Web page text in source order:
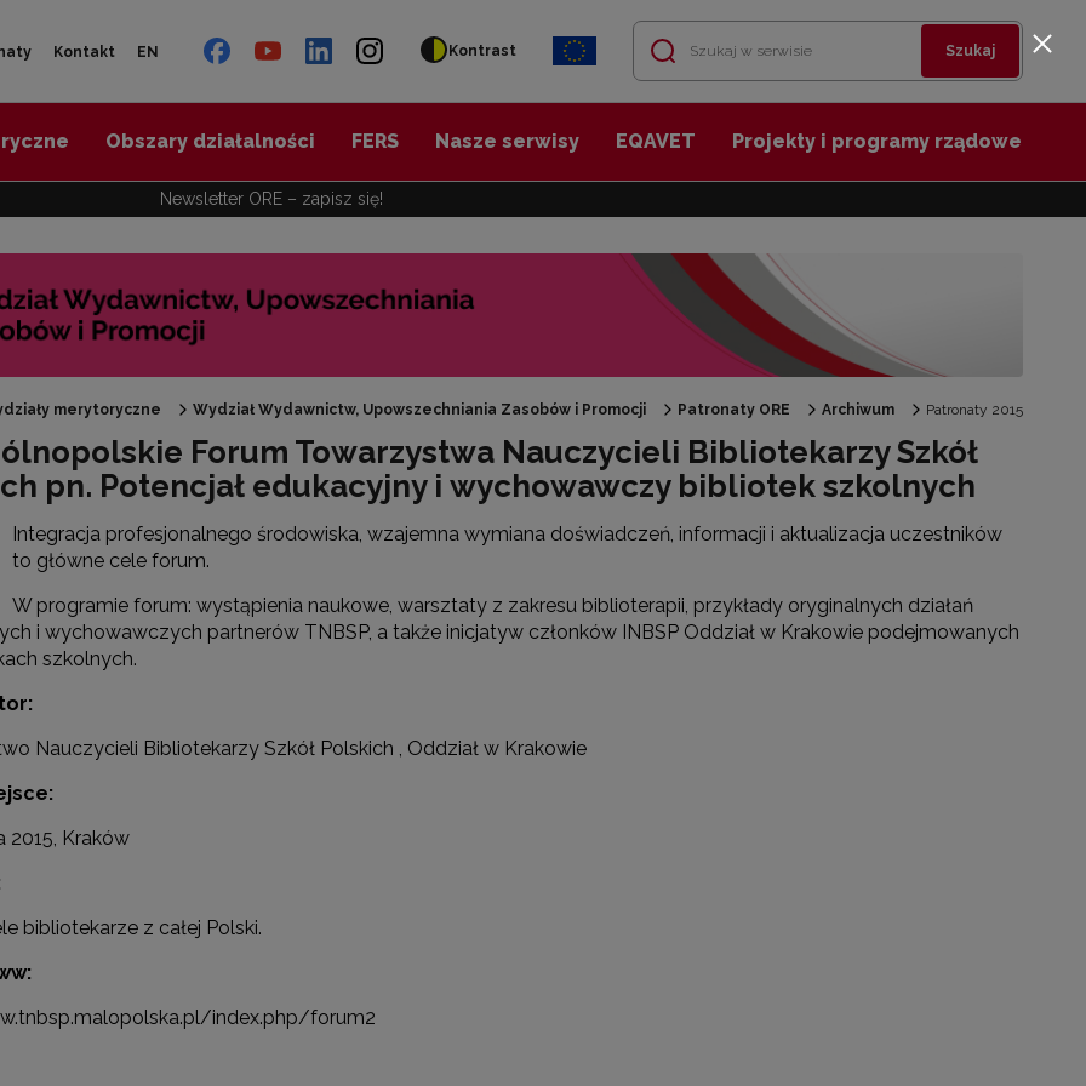
Kontakt EN Kontrast Szukaj
Obszary działalności FERS Nasze serwisy EQAVET Projekty i programy rządowe
Newsletter ORE – zapisz się!
informacyjne ORE"
ORE"
merytoryczne Wydział Wydawnictw, Upowszechniania Zasobów i Promocji Patronaty ORE Archiwum Patronaty 2015
Forum Towarzystwa Nauczycieli Bibliotekarzy Szkół
pn. Potencjał edukacyjny i wychowawczy bibliotek szkolnych
Integracja profesjonalnego środowiska, wzajemna wymiana doświadczeń, informacji i aktualizacja uczestników
to główne cele forum.
W programie forum: wystąpienia naukowe, warsztaty z zakresu biblioterapii, przykłady oryginalnych działań
i wychowawczych partnerów TNBSP, a także inicjatyw członków INBSP Oddział w Krakowie podejmowanych
szkolnych.
Nauczycieli Bibliotekarzy Szkół Polskich , Oddział w Krakowie
2015, Kraków
bibliotekarze z całej Polski.
index.php/forum2